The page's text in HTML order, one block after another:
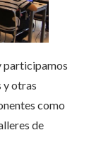
participamos
y otras
como
de